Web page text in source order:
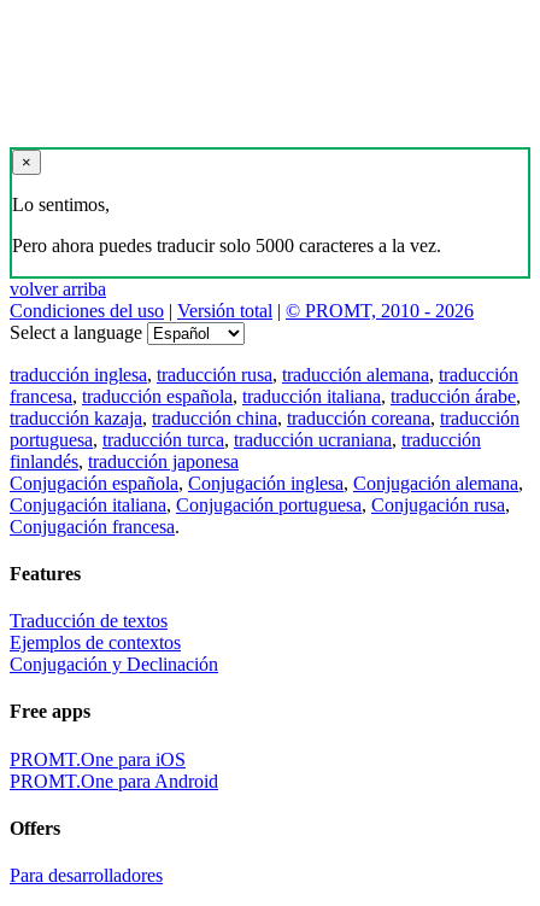
×
Lo sentimos,
Pero ahora puedes traducir solo 5000 caracteres a la vez.
volver arriba
Condiciones del uso | Versión total | © PROMT, 2010 - 2026
Select a language
traducción inglesa, traducción rusa, traducción alemana, traducción
francesa, traducción española, traducción italiana, traducción árabe,
traducción kazaja, traducción china, traducción coreana, traducción
portuguesa, traducción turca, traducción ucraniana, traducción
finlandés, traducción japonesa
Conjugación española, Conjugación inglesa, Conjugación alemana,
Conjugación italiana, Conjugación portuguesa, Conjugación rusa,
Conjugación francesa.
Features
Traducción de textos
Ejemplos de contextos
Conjugación y Declinación
Free apps
PROMT.One para iOS
PROMT.One para Android
Offers
Para desarrolladores